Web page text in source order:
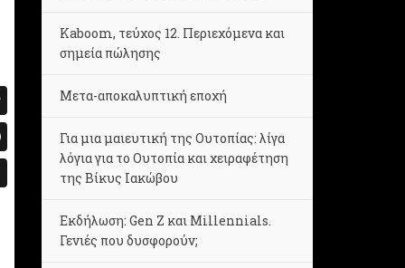
Kaboom, τεύχος 12. Περιεχόμενα και
σημεία πώλησης
Μετα-αποκαλυπτική εποχή
Για μια μαιευτική της Ουτοπίας: λίγα
λόγια για το Ουτοπία και χειραφέτηση
της Βίκυς Ιακώβου
Εκδήλωση: Gen Z και Millennials.
Γενιές που δυσφορούν;